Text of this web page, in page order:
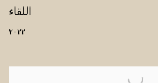
اللقاء
٢٠٢٢